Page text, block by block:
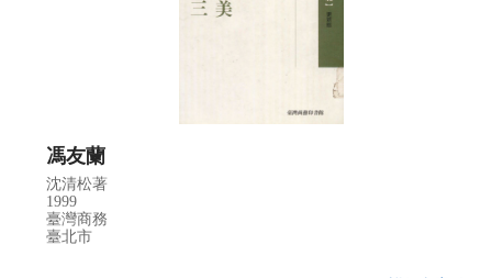
馮友蘭
沈清松著
1999
臺灣商務
臺北市